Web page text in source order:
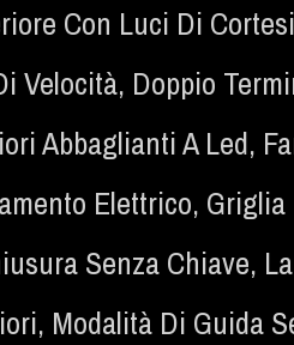
Con Luci Di
Velocità, Doppio
Abbaglianti A Led,
Elettrico, Griglia
Senza Chiave,
, Modalità Di Guida